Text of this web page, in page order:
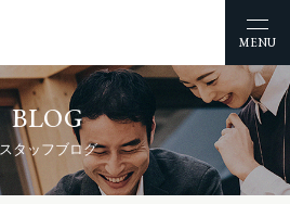
MENU
BLOG
スタッフブログ